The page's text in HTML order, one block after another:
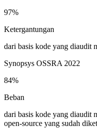
97%
Ketergantungan
dari basis kode yang diaudit
Synopsys OSSRA 2022
84%
Beban
dari basis kode yang diaudit
open-source yang sudah